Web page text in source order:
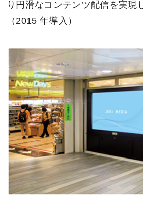
り円滑なコンテンツ配信を実現
（2015 年導入）